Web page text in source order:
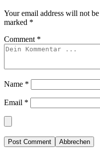
Your email address will not
marked *
Comment *
Name *
Email *
Abbrechen